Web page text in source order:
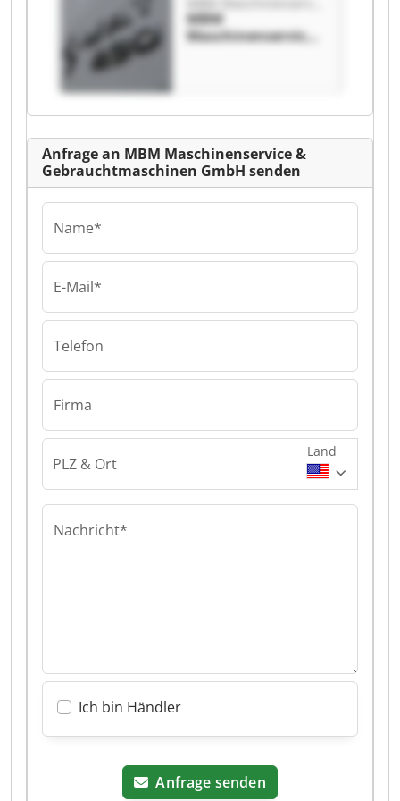
Gebrauchtmaschin
en GmbH
MBM
Maschinenservice
&
Gebrauchtmaschin
en GmbH
Anfrage an MBM Maschinenservice &
Gebrauchtmaschinen GmbH senden
Name*
E-Mail*
Telefon
Firma
PLZ & Ort
Land
Nachricht*
Ich bin Händler
Anfrage senden